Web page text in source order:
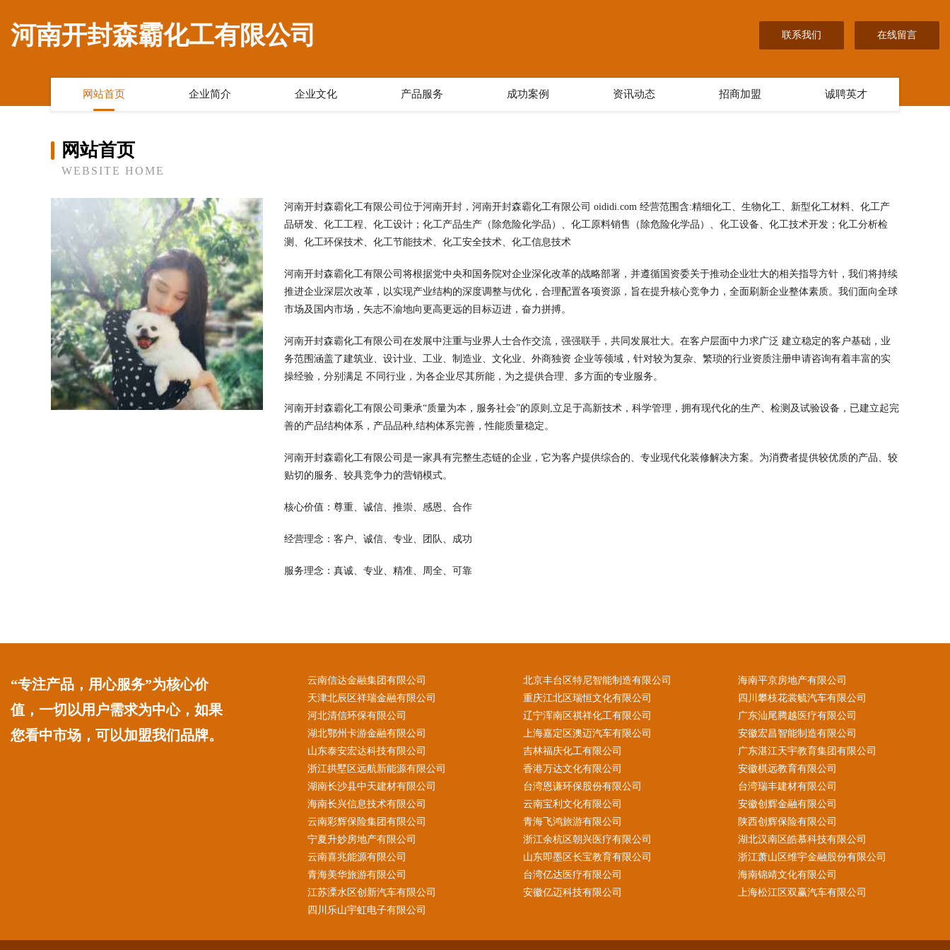
河南开封森霸化工有限公司 联系我们 在线留言
网站首页 企业简介 企业文化 产品服务 成功案例 资讯动态 招商加盟 诚聘英才
网站首页
WEBSITE HOME
河南开封森霸化工有限公司位于河南开封，河南开封森霸化工有限公司 oididi.com 经营范围含:精细化工、生物化工、新型化工材料、化工产
品研发、化工工程、化工设计；化工产品生产（除危险化学品）、化工原料销售（除危险化学品）、化工设备、化工技术开发；化工分析检
测、化工环保技术、化工节能技术、化工安全技术、化工信息技术
河南开封森霸化工有限公司将根据党中央和国务院对企业深化改革的战略部署，并遵循国资委关于推动企业壮大的相关指导方针，我们将持续
推进企业深层次改革，以实现产业结构的深度调整与优化，合理配置各项资源，旨在提升核心竞争力，全面刷新企业整体素质。我们面向全球
市场及国内市场，矢志不渝地向更高更远的目标迈进，奋力拼搏。
河南开封森霸化工有限公司在发展中注重与业界人士合作交流，强强联手，共同发展壮大。在客户层面中力求广泛 建立稳定的客户基础，业
务范围涵盖了建筑业、设计业、工业、制造业、文化业、外商独资 企业等领域，针对较为复杂、繁琐的行业资质注册申请咨询有着丰富的实
操经验，分别满足 不同行业，为各企业尽其所能，为之提供合理、多方面的专业服务。
河南开封森霸化工有限公司秉承“质量为本，服务社会”的原则,立足于高新技术，科学管理，拥有现代化的生产、检测及试验设备，已建立起完
善的产品结构体系，产品品种,结构体系完善，性能质量稳定。
河南开封森霸化工有限公司是一家具有完整生态链的企业，它为客户提供综合的、专业现代化装修解决方案。为消费者提供较优质的产品、较
贴切的服务、较具竞争力的营销模式。
核心价值：尊重、诚信、推崇、感恩、合作
经营理念：客户、诚信、专业、团队、成功
服务理念：真诚、专业、精准、周全、可靠
“专注产品，用心服务”为核心价
值，一切以用户需求为中心，如果
您看中市场，可以加盟我们品牌。
云南信达金融集团有限公司 北京丰台区特尼智能制造有限公司
海南平京房地产有限公司
天津北辰区祥瑞金融有限公司
重庆江北区瑞恒文化有限公司
四川攀枝花裳毓汽车有限公司
河北清信环保有限公司
辽宁浑南区祺祥化工有限公司
广东汕尾腾越医疗有限公司
湖北鄂州卡游金融有限公司
上海嘉定区澳迈汽车有限公司
安徽宏昌智能制造有限公司
山东泰安宏达科技有限公司
吉林福庆化工有限公司
广东湛江天宇教育集团有限公司
浙江拱墅区远航新能源有限公司
香港万达文化有限公司
安徽棋远教育有限公司
湖南长沙县中天建材有限公司
台湾恩谦环保股份有限公司
台湾瑞丰建材有限公司
海南长兴信息技术有限公司
云南宝利文化有限公司
安徽创辉金融有限公司
云南彩辉保险集团有限公司
青海飞鸿旅游有限公司
陕西创辉保险有限公司
宁夏升妙房地产有限公司
浙江余杭区朝兴医疗有限公司
湖北汉南区皓慕科技有限公司
云南喜兆能源有限公司
山东即墨区长宝教育有限公司
浙江萧山区维宇金融股份有限公司
青海美华旅游有限公司
台湾亿达医疗有限公司
海南锦靖文化有限公司
江苏溧水区创新汽车有限公司
安徽亿迈科技有限公司
上海松江区双赢汽车有限公司
四川乐山宇虹电子有限公司